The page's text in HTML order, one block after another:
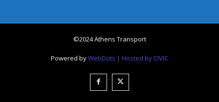
©2024 Athens Transport
Powered byWebDots | Hosted by CIVIC